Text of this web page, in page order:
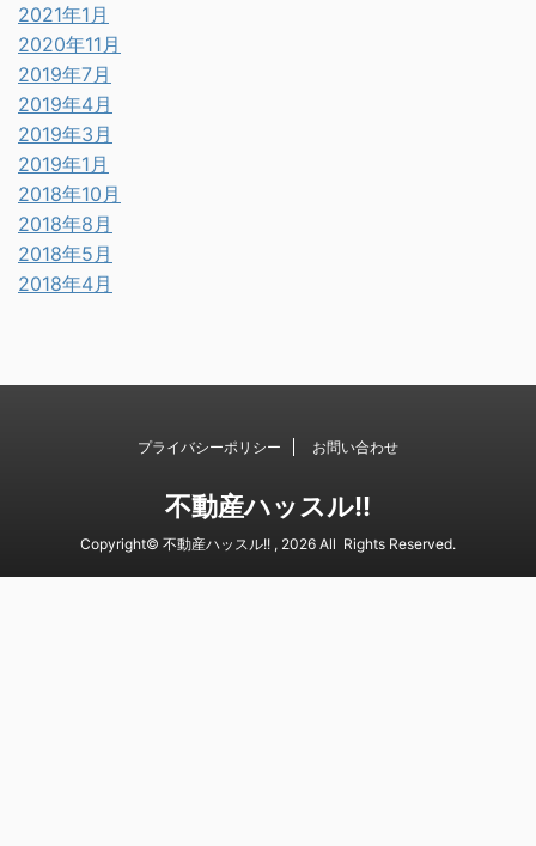
2021年1月
2020年11月
2019年7月
2019年4月
2019年3月
2019年1月
2018年10月
2018年8月
2018年5月
2018年4月
プライバシーポリシー お問い合わせ
不動産ハッスル!!
Copyright© 不動産ハッスル!! , 2026 All Rights Reserved.